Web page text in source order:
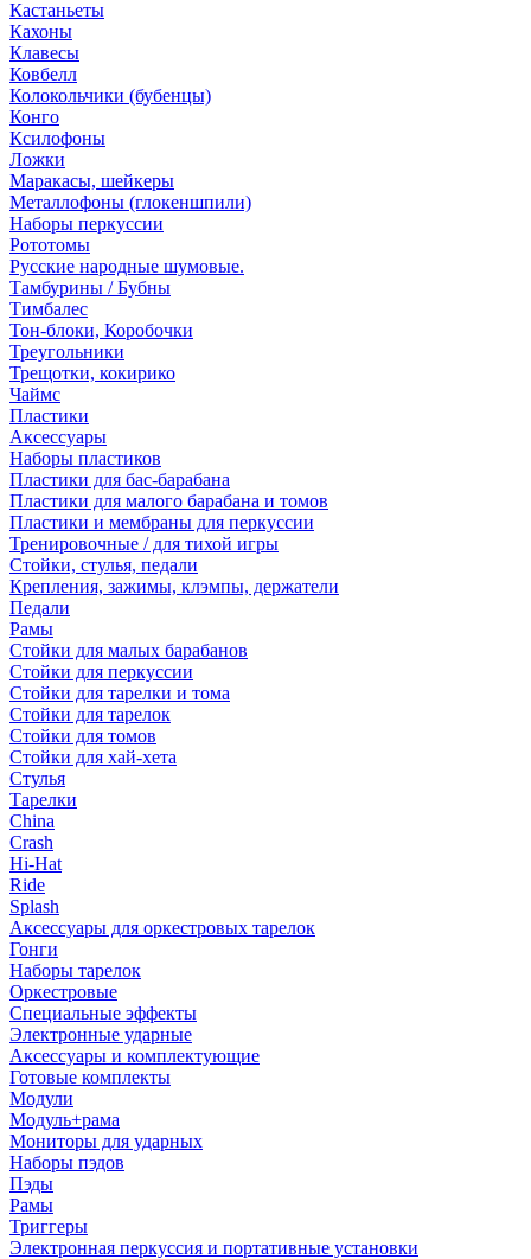
Кастаньеты
Кахоны
Клавесы
Ковбелл
Колокольчики (бубенцы)
Конго
Ксилофоны
Ложки
Маракасы, шейкеры
Металлофоны (глокеншпили)
Наборы перкуссии
Рототомы
Русские народные шумовые.
Тамбурины / Бубны
Тимбалес
Тон-блоки, Коробочки
Треугольники
Трещотки, кокирико
Чаймс
Пластики
Аксессуары
Наборы пластиков
Пластики для бас-барабана
Пластики для малого барабана и томов
Пластики и мембраны для перкуссии
Тренировочные / для тихой игры
Стойки, стулья, педали
Крепления, зажимы, клэмпы, держатели
Педали
Рамы
Стойки для малых барабанов
Стойки для перкуссии
Стойки для тарелки и тома
Стойки для тарелок
Стойки для томов
Стойки для хай-хета
Стулья
Тарелки
China
Crash
Hi-Hat
Ride
Splash
Аксессуары для оркестровых тарелок
Гонги
Наборы тарелок
Оркестровые
Специальные эффекты
Электронные ударные
Аксессуары и комплектующие
Готовые комплекты
Модули
Модуль+рама
Мониторы для ударных
Наборы пэдов
Пэды
Рамы
Триггеры
Электронная перкуссия и портативные установки